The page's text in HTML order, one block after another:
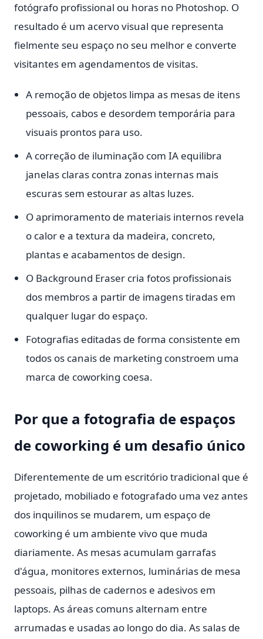
fotógrafo profissional ou horas no Photoshop. O
resultado é um acervo visual que representa
fielmente seu espaço no seu melhor e converte
visitantes em agendamentos de visitas.
A remoção de objetos limpa as mesas de itens
pessoais, cabos e desordem temporária para
visuais prontos para uso.
A correção de iluminação com IA equilibra
janelas claras contra zonas internas mais
escuras sem estourar as altas luzes.
O aprimoramento de materiais internos revela
o calor e a textura da madeira, concreto,
plantas e acabamentos de design.
O Background Eraser cria fotos profissionais
dos membros a partir de imagens tiradas em
qualquer lugar do espaço.
Fotografias editadas de forma consistente em
todos os canais de marketing constroem uma
marca de coworking coesa.
Por que a fotografia de espaços
de coworking é um desafio único
Diferentemente de um escritório tradicional que é
projetado, mobiliado e fotografado uma vez antes
dos inquilinos se mudarem, um espaço de
coworking é um ambiente vivo que muda
diariamente. As mesas acumulam garrafas
d'água, monitores externos, luminárias de mesa
pessoais, pilhas de cadernos e adesivos em
laptops. As áreas comuns alternam entre
arrumadas e usadas ao longo do dia. As salas de